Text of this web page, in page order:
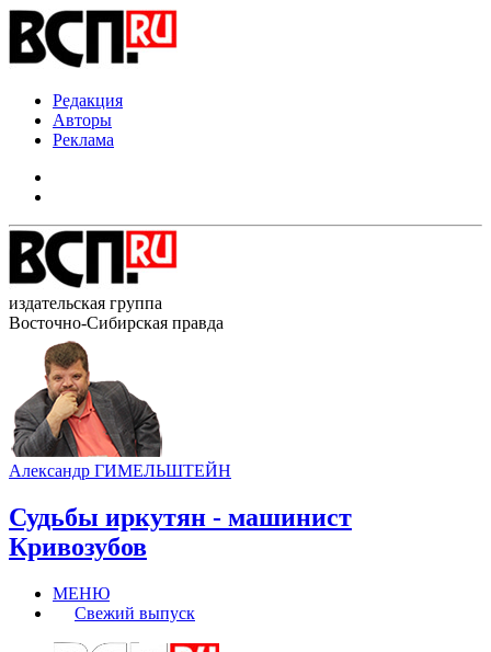
Редакция
Авторы
Реклама
издательская группа
Восточно-Сибирская правда
Александр ГИМЕЛЬШТЕЙН
Судьбы иркутян - машинист
Кривозубов
МЕНЮ
Свежий выпуск